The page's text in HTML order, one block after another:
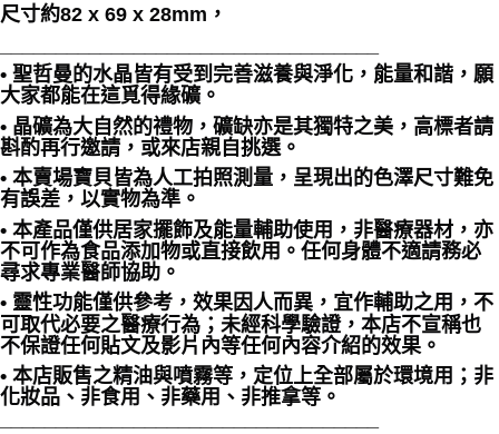
尺寸約82 x 69 x 28mm，
• 聖哲曼的水晶皆有受到完善滋養與淨化，能量和諧，願
大家都能在這覓得緣礦。
• 晶礦為大自然的禮物，礦缺亦是其獨特之美，高標者請
斟酌再行邀請，或來店親自挑選。
• 本賣場寶貝皆為人工拍照測量，呈現出的色澤尺寸難免
有誤差，以實物為準。
• 本產品僅供居家擺飾及能量輔助使用，非醫療器材，亦
不可作為食品添加物或直接飲用。任何身體不適請務必
尋求專業醫師協助。
• 靈性功能僅供參考，效果因人而異，宜作輔助之用，不
可取代必要之醫療行為；未經科學驗證，本店不宣稱也
不保證任何貼文及影片內等任何內容介紹的效果。
• 本店販售之精油與噴霧等，定位上全部屬於環境用；非
化妝品、非食用、非藥用、非推拿等。